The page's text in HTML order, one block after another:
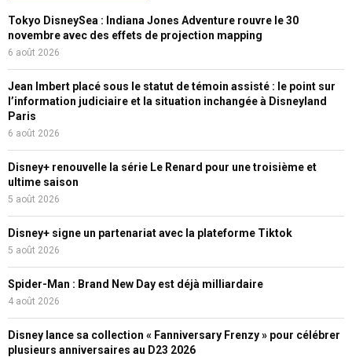
Tokyo DisneySea : Indiana Jones Adventure rouvre le 30
novembre avec des effets de projection mapping
6 août 2026
Jean Imbert placé sous le statut de témoin assisté : le point sur
l’information judiciaire et la situation inchangée à Disneyland
Paris
6 août 2026
Disney+ renouvelle la série Le Renard pour une troisième et
ultime saison
5 août 2026
Disney+ signe un partenariat avec la plateforme Tiktok
5 août 2026
Spider-Man : Brand New Day est déjà milliardaire
4 août 2026
Disney lance sa collection « Fanniversary Frenzy » pour célébrer
plusieurs anniversaires au D23 2026